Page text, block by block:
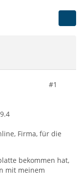
#1
Firma, für die
bekommen hat,
mit meinem